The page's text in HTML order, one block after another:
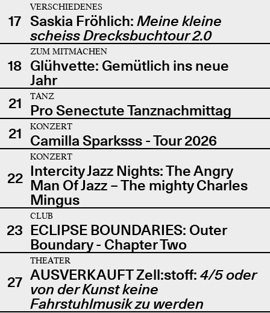
17
VERSCHIEDENES
Saskia Fröhlich: Meine kleine
scheiss Drecksbuchtour 2.0
18
ZUM MITMACHEN
Glühvette: Gemütlich ins neue
Jahr
21
TANZ
Pro Senectute Tanznachmittag
21
KONZERT
Camilla Sparksss - Tour 2026
22
KONZERT
Intercity Jazz Nights: The Angry
Man Of Jazz – The mighty Charles
Mingus
23
CLUB
ECLIPSE BOUNDARIES: Outer
Boundary - Chapter Two
27
THEATER
AUSVERKAUFT Zell:stoff: 4/5 oder
von der Kunst keine
Fahrstuhlmusik zu werden